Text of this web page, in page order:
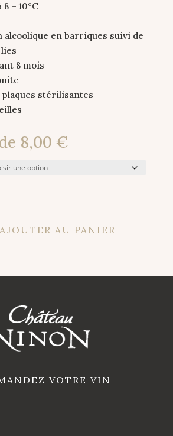
– 10°C
alcoolique en barriques suivi de
8 mois
stérilisantes
8,00 €
AJOUTER AU PANIER
VOTRE VIN